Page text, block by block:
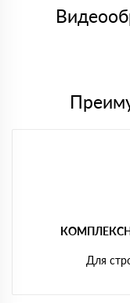
либо Вы забираете
Для